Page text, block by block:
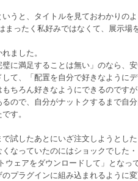
うと、タイトルを見ておわかりの
まったく私好みではなくて、展示
ました。
に満足することは無い」のなら、
て、「配置を自分で好きなように
ちろん好きなようにできるのです
ので、自分がナットクするまで自
す。
試したあとにいざ注文しようとし
なっていたのにはショックでした
ウェアをダウンロードして」とな
プラグインに組み込まれるように